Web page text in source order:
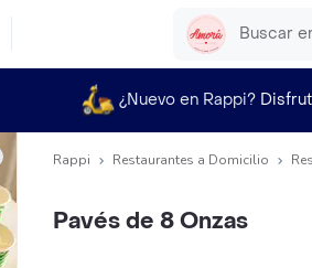
¿Nuevo en Rappi?
Rappi Restaurantes a Domicilio
Pavés de 8 Onzas